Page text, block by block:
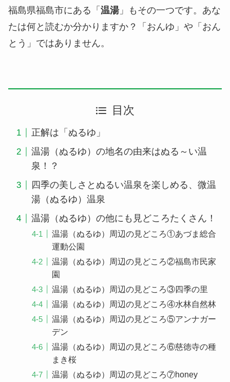
福島県福島市にある「 温湯 」もその一つです。あな
たは何と読むか分かりますか？「おんゆ」や「おん
とう」ではありません。
目次
正解は「ぬるゆ」
温湯（ぬるゆ）の地名の由来はぬる～い温
泉！？
四季の美しさとぬるい温泉を楽しめる、微温
湯（ぬるゆ）温泉
温湯（ぬるゆ）の他にも見どころたくさん！
温湯（ぬるゆ）周辺の見どころ①あづま総合
運動公園
温湯（ぬるゆ）周辺の見どころ②福島市民家
園
温湯（ぬるゆ）周辺の見どころ③四季の里
温湯（ぬるゆ）周辺の見どころ④水林自然林
温湯（ぬるゆ）周辺の見どころ⑤アンナガー
デン
温湯（ぬるゆ）周辺の見どころ⑥慈徳寺の種
まき桜
温湯（ぬるゆ）周辺の見どころ⑦honey